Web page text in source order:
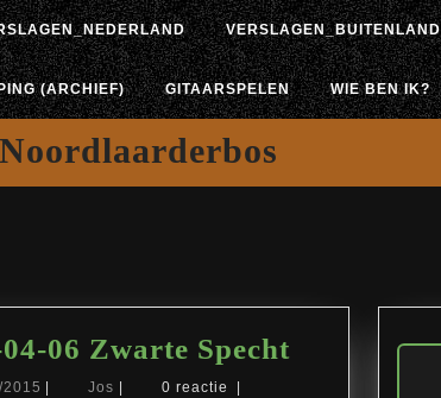
VERSLAGEN_BUITENLAND
(ARCHIEF) GITAARSPELEN WIE BEN IK?
Noordlaarderbos
06 Zwarte Specht
06/04/2015
Jos Jos 0 reactie